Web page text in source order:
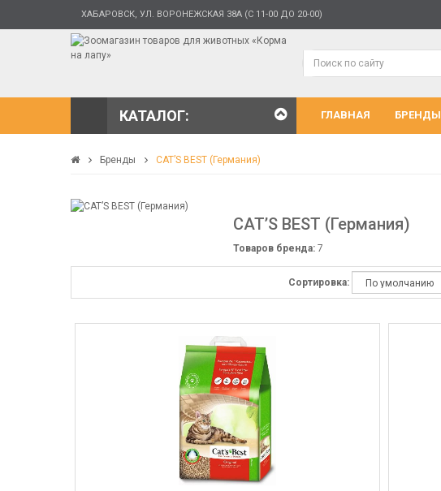
ХАБАРОВСК, УЛ. ВОРОНЕЖСКАЯ 38А (С 11-00 ДО 20-00)
КАТАЛОГ: ГЛАВНАЯ БРЕНДЫ
Бренды CAT’S BEST (Германия)
CAT’S BEST (Германия)
Товаров бренда: 7
Сортировка: